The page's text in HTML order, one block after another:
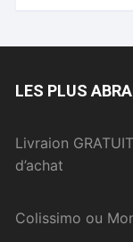
LES PLUS
Livraion
d’achat
Colissimo ou